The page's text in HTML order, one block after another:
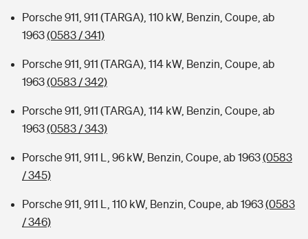
Porsche 911, 911 (TARGA), 110 kW, Benzin, Coupe, ab
1963(0583 / 341)
Porsche 911, 911 (TARGA), 114 kW, Benzin, Coupe, ab
1963(0583 / 342)
Porsche 911, 911 (TARGA), 114 kW, Benzin, Coupe, ab
1963(0583 / 343)
Porsche 911, 911 L, 96 kW, Benzin, Coupe, ab 1963(0583
/ 345)
Porsche 911, 911 L, 110 kW, Benzin, Coupe, ab 1963(0583
/ 346)